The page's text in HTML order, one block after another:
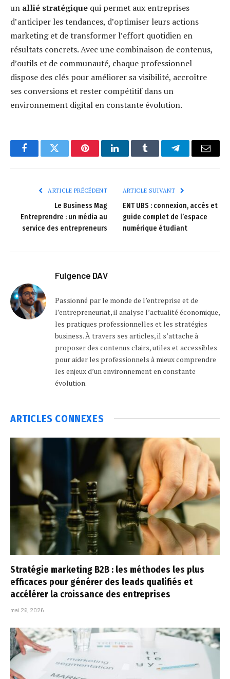
un allié stratégique qui permet aux entreprises
d’anticiper les tendances, d’optimiser leurs actions
marketing et de transformer l’effort quotidien en
résultats concrets. Avec une combinaison de contenus,
d’outils et de communauté, chaque professionnel
dispose des clés pour améliorer sa visibilité, accroître
ses conversions et rester compétitif dans un
environnement digital en constante évolution.
FacebookTwitter PinterestLinkedInTumblr TelegramE-
ARTICLE PRÉCÉDENT
Le Business Mag
Entreprendre : un média au
service des entrepreneurs
ARTICLE SUIVANT
ENT UBS : connexion, accès et
guide complet de l’espace
numérique étudiant
Fulgence DAV
Passionné par le monde de l’entreprise et de
l’entrepreneuriat, il analyse l’actualité économique,
les pratiques professionnelles et les stratégies
business. À travers ses articles, il s’attache à
proposer des contenus clairs, utiles et accessibles
pour aider les professionnels à mieux comprendre
les enjeux d’un environnement en constante
évolution.
ARTICLES CONNEXES
Stratégie marketing B2B : les méthodes les plus
efficaces pour générer des leads qualifiés et
accélérer la croissance des entreprises
mai 26, 2026